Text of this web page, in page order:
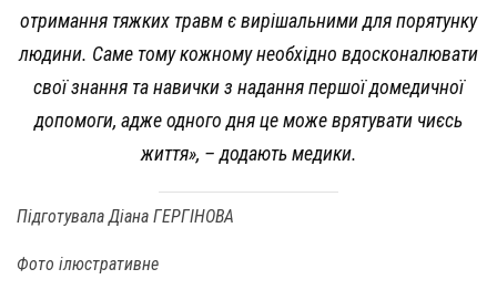
отримання тяжких травм є вирішальними для порятунку
людини. Саме тому кожному необхідно вдосконалювати
свої знання та навички з надання першої домедичної
допомоги, адже одного дня це може врятувати чиєсь
життя», – додають медики.
Підготувала Діана ГЕРГІНОВА
Фото ілюстративне